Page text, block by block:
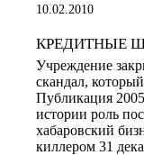
10.02.2010
КРЕДИТНЫЕ
Учреждение
скандал,
Публикация
истории роль
хабаровский
киллером 31